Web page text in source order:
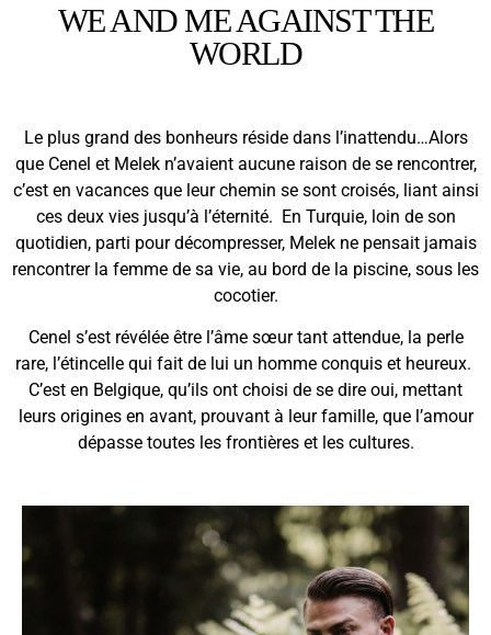
WE AND ME AGAINST THE
WORLD
Le plus grand des bonheurs réside dans l’inattendu…Alors
que Cenel et Melek n’avaient aucune raison de se rencontrer,
c’est en vacances que leur chemin se sont croisés, liant ainsi
ces deux vies jusqu’à l’éternité. En Turquie, loin de son
quotidien, parti pour décompresser, Melek ne pensait jamais
rencontrer la femme de sa vie, au bord de la piscine, sous les
cocotier.
Cenel s’est révélée être l’âme sœur tant attendue, la perle
rare, l’étincelle qui fait de lui un homme conquis et heureux.
C’est en Belgique, qu’ils ont choisi de se dire oui, mettant
leurs origines en avant, prouvant à leur famille, que l’amour
dépasse toutes les frontières et les cultures.​​​​​​​